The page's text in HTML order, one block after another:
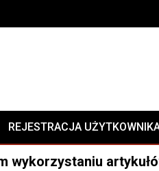
idealny model do swojego
REJESTRACJA
wykorzystaniu